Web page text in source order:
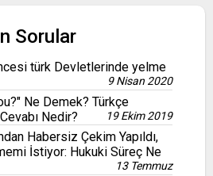
Sorular
türk Devletlerinde yelme
9 Nisan 2020
Ne Demek? Türkçe
Nedir?
19 Ekim 2019
Habersiz Çekim Yapıldı,
İstiyor: Hukuki Süreç Ne
13 Temmuz